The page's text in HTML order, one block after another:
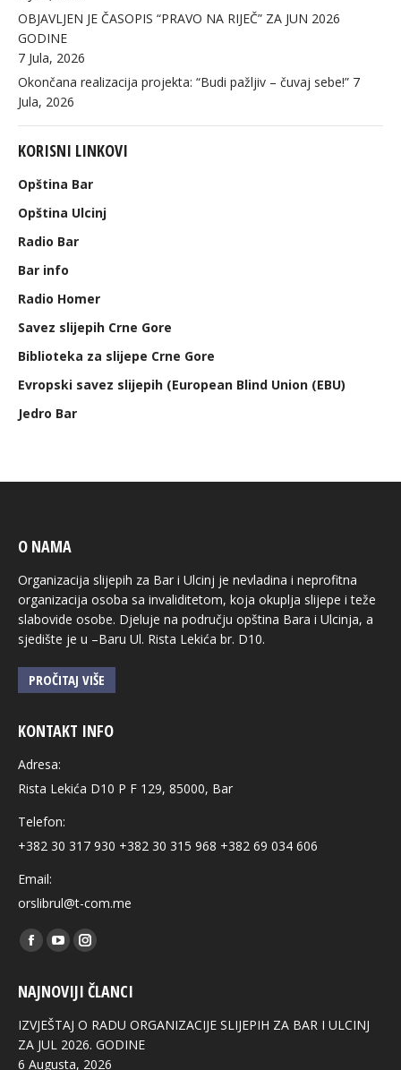
OBJAVLJEN JE ČASOPIS “PRAVO NA RIJEČ” ZA JUN 2026
GODINE
7 Jula, 2026
Okončana realizacija projekta: “Budi pažljiv – čuvaj sebe!” 7
Jula, 2026
KORISNI LINKOVI
Opština Bar
Opština Ulcinj
Radio Bar
Bar info
Radio Homer
Savez slijepih Crne Gore
Biblioteka za slijepe Crne Gore
Evropski savez slijepih (European Blind Union (EBU)
Jedro Bar
O NAMA
Organizacija slijepih za Bar i Ulcinj je nevladina i neprofitna
organizacija osoba sa invaliditetom, koja okuplja slijepe i teže
slabovide osobe. Djeluje na području opština Bara i Ulcinja, a
sjedište je u –Baru Ul. Rista Lekića br. D10.
PROČITAJ VIŠE
KONTAKT INFO
Adresa:
Rista Lekića D10 P F 129, 85000, Bar
Telefon:
+382 30 317 930 +382 30 315 968 +382 69 034 606
Email:
orslibrul@t-com.me
Find us on:
Facebook
opens
in
new
YouTube
opens
in
new
Instagram
opens
in
new
NAJNOVIJI ČLANCI
IZVJEŠTAJ O RADU ORGANIZACIJE SLIJEPIH ZA BAR I ULCINJ
ZA JUL 2026. GODINE
6 Augusta, 2026